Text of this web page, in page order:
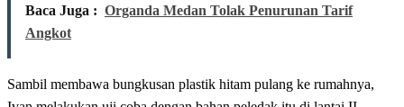
Baca Juga : Organda Medan Tolak Penurunan Tarif
Angkot
Sambil membawa bungkusan plastik hitam pulang ke rumahnya,